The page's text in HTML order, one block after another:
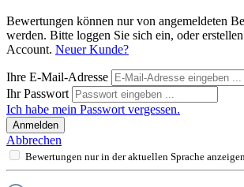
Bewertungen können nur von angemeldeten
werden. Bitte loggen Sie sich ein, oder
Account. Neuer Kunde?
Ihre E-Mail-Adresse
Ihr Passwort
Ich habe mein Passwort vergessen.
Anmelden
Abbrechen
Bewertungen nur in der aktuellen Sprache anzeigen.